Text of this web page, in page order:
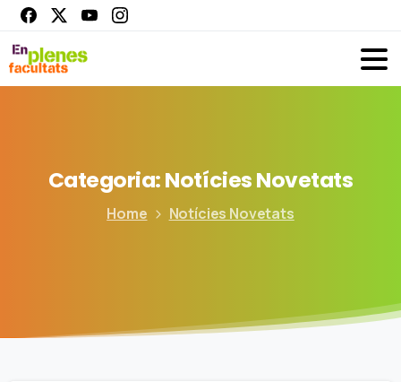
Categoria:NotíciesNovetats
Home Notícies Novetats